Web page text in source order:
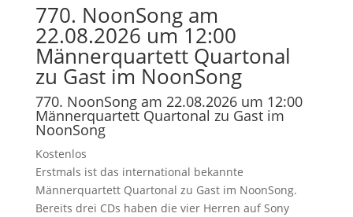
770. NoonSong am
22.08.2026 um 12:00
Männerquartett Quartonal
zu Gast im NoonSong
770. NoonSong am 22.08.2026 um 12:00
Männerquartett Quartonal zu Gast im
NoonSong
Kostenlos
Erstmals ist das international bekannte
Männerquartett Quartonal zu Gast im NoonSong.
Bereits drei CDs haben die vier Herren auf Sony